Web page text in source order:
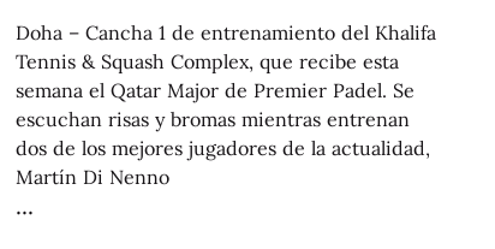
Doha – Cancha 1 de entrenamiento del Khalifa
Tennis & Squash Complex, que recibe esta
semana el Qatar Major de Premier Padel. Se
escuchan risas y bromas mientras entrenan
dos de los mejores jugadores de la actualidad,
Martín Di Nenno